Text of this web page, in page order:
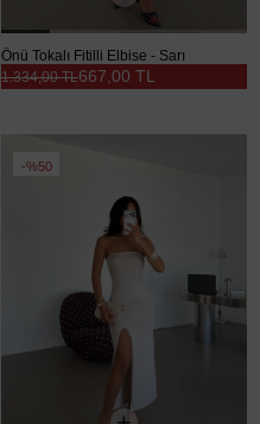
Önü Tokalı Fitilli Elbise - Sarı
667,00 TL
1.334,00 TL
%50